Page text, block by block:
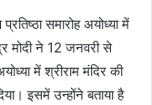
समारोह अयोध्या में
मोदी ने 12 जनवरी से
में श्रीराम मंदिर की
इसमें उन्होंने बताया है